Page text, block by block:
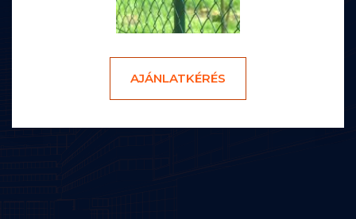
AJÁNLATKÉRÉS